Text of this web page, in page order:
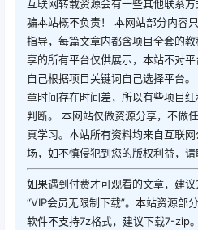
互联网转载资源会有一些其他联系
骗本站概不负责！ 本网站部分内容
指导，每篇文章内都含项目全套的
享的所有平台仅供展示，本站不对
自己根据项目关键词自己选择平台
章时间存在时间差，所以有些项目
判断。 本网站仅做资源分享，不做
真学习。本站所有资料均来自互联
场，如不慎侵犯到您的版权利益，请
如果遇到付费才可观看的文章，建议
“VIP会员无限制下载”。本站资源部
软件不支持7z格式，建议下载7-zip。